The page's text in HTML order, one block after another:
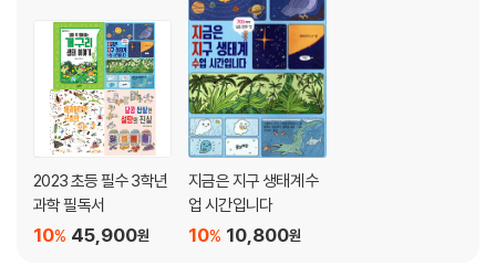
2023 초등 필수 3학년
과학 필독서
45,900원
10%
지금은 지구 생태계 수
업 시간입니다
10,800원
10%